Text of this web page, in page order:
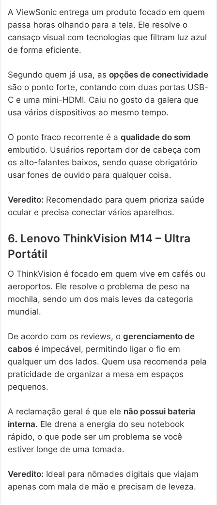
A ViewSonic entrega um produto focado em quem
passa horas olhando para a tela. Ele resolve o
cansaço visual com tecnologias que filtram luz azul
de forma eficiente.
Segundo quem já usa, as opções de conectividade
são o ponto forte, contando com duas portas USB-
C e uma mini-HDMI. Caiu no gosto da galera que
usa vários dispositivos ao mesmo tempo.
O ponto fraco recorrente é a qualidade do som
embutido. Usuários reportam dor de cabeça com
os alto-falantes baixos, sendo quase obrigatório
usar fones de ouvido para qualquer coisa.
Veredito: Recomendado para quem prioriza saúde
ocular e precisa conectar vários aparelhos.
6. Lenovo ThinkVision M14 – Ultra
Portátil
O ThinkVision é focado em quem vive em cafés ou
aeroportos. Ele resolve o problema de peso na
mochila, sendo um dos mais leves da categoria
mundial.
De acordo com os reviews, o gerenciamento de
cabos é impecável, permitindo ligar o fio em
qualquer um dos lados. Quem usa recomenda pela
praticidade de organizar a mesa em espaços
pequenos.
A reclamação geral é que ele não possui bateria
interna. Ele drena a energia do seu notebook
rápido, o que pode ser um problema se você
estiver longe de uma tomada.
Veredito: Ideal para nômades digitais que viajam
apenas com mala de mão e precisam de leveza.